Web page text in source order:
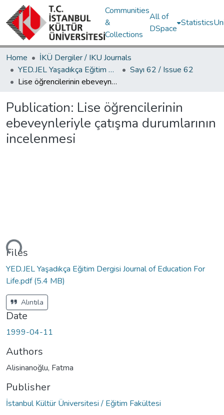
Communities
&
Collections
All of
DSpace
Statistics
Home
İKÜ Dergiler / IKU Journals
YED.JEL Yaşadıkça Eğitim Dergisi / Journal of Education For Life
Sayı 62 / Issue 62
Lise öğrencilerinin ebeveynleriyle çatışma durumlarının incelenmesi
Publication: Lise öğrencilerinin
ebeveynleriyle çatışma durumlarının
incelenmesi
Files
YED.JEL Yaşadıkça Eğitim Dergisi Journal of Education For
Life.pdf(5.4 MB)
Alıntıla
Date
1999-04-11
Authors
Alisinanoğlu, Fatma
Publisher
İstanbul Kültür Üniversitesi / Eğitim Fakültesi